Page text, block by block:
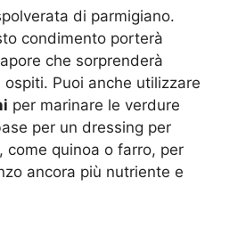
di parmigiano.
condimento porterà
che sorprenderà
Puoi anche utilizzare
per marinare le verdure
per un dressing per
come quinoa o farro, per
ancora più nutriente e